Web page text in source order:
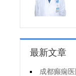
最新文章
成都癫痫